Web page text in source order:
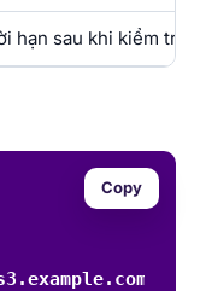
hạn sau khi kiểm tra
Copy